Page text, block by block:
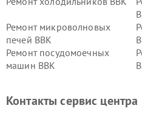
Ремонт микроволновых
печей BBK
Ремонт посудомоечных
машин BBK
Ремонт винных шкафов BBK
Контакты сервис центра